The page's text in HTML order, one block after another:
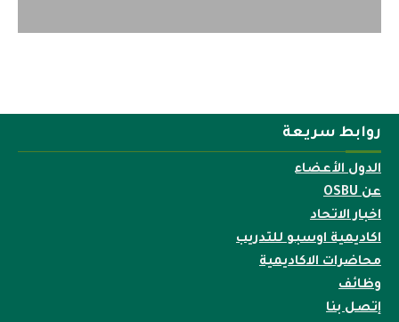
روابط سريعة
الدول الأعضاء
عن OSBU
اخبار الاتحاد
اكاديمية اوسبو للتدريب
محاضرات الاكاديمية
وظائف
إتصل بنا